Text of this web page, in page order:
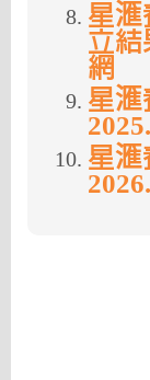
星滙
立結
網
星滙
星滙